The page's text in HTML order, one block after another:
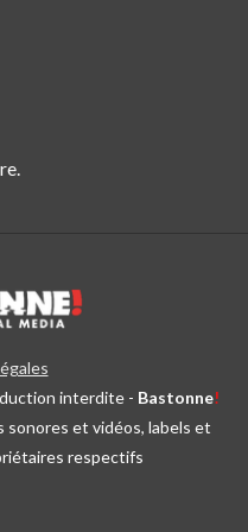
interdite - Bastonne!
sonores et vidéos, labels et
respectifs